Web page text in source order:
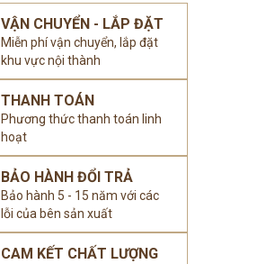
VẬN CHUYỂN - LẮP ĐẶT
Miễn phí vận chuyển, lắp đặt
khu vực nội thành
THANH TOÁN
Phương thức thanh toán linh
hoạt
BẢO HÀNH ĐỔI TRẢ
Bảo hành 5 - 15 năm với các
lỗi của bên sản xuất
CAM KẾT CHẤT LƯỢNG